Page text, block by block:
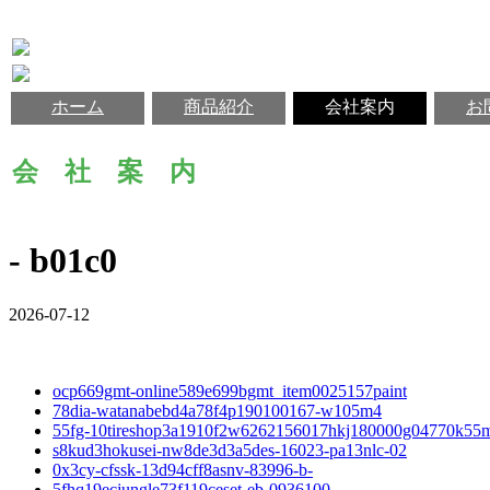
ホーム 商品紹介 会社案内 お
会 社 案 内
- b01c0
2026-07-12
ocp669gmt-online589e699bgmt_item0025157paint
78dia-watanabebd4a78f4p190100167-w105m4
55fg-
s8kud3hokusei-nw8de3d3a5des-16023-pa13nlc-02
0x3cy-cfssk-13d94cff8asnv-83996-b-